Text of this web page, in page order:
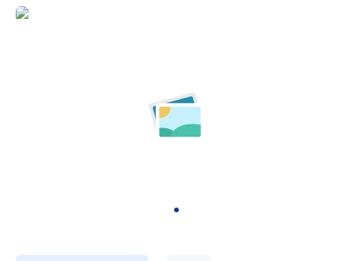
Коло для метання молота тренувальне Polanik HCC-2135-T